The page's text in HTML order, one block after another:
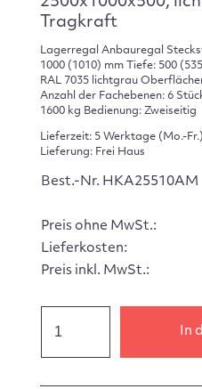
Tragkraft
Lagerregal Anbauregal
1000 (1010) mm Tiefe: 500
RAL 7035 lichtgrau
Anzahl der Fachebenen: 6
1600 kg Bedienung: Zweiseitig
Lieferzeit: 5 Werktage (Mo.-Fr.)
Lieferung: Frei Haus
Best.-Nr. HKA25510AM
Preis ohne MwSt.:
Lieferkosten:
Preis inkl. MwSt.:
In